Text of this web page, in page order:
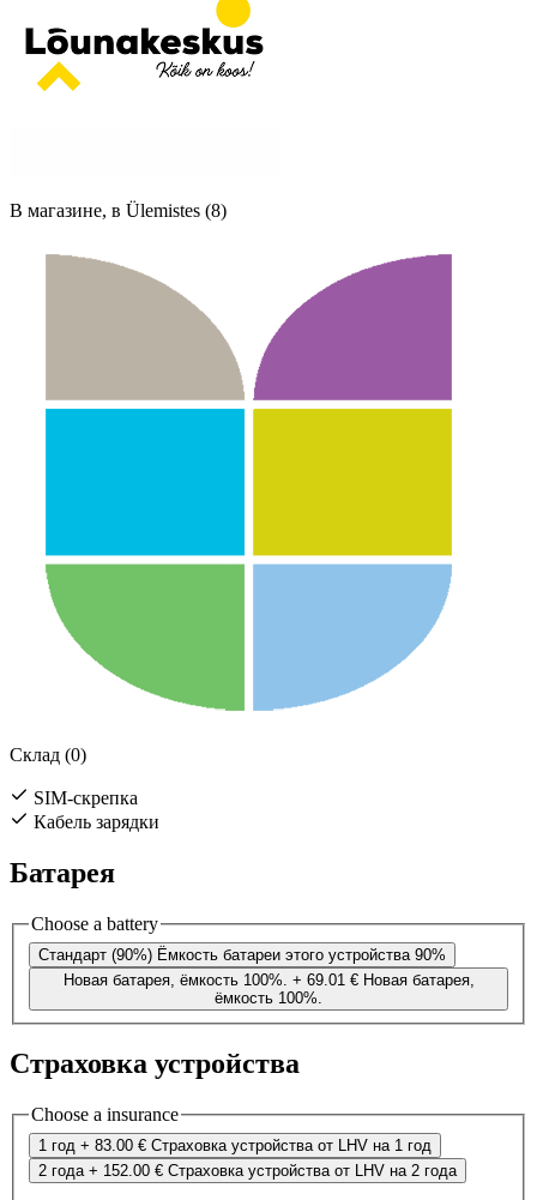
В магазине, в Ülemistes (8)
Склад (0)
SIM-скрепка
Кабель зарядки
Батарея
Choose a battery
Стандарт (90%) Ёмкость батареи этого устройства 90%
Новая батарея, ёмкость 100%. + 69.01 € Новая батарея,
ёмкость 100%.
Страховка устройства
Choose a insurance
1 год + 83.00 € Страховка устройства от LHV на 1 год
2 года + 152.00 € Страховка устройства от LHV на 2 года